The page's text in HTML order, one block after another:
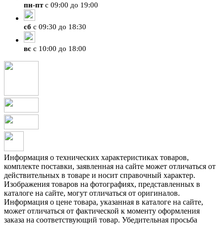
пн-птс 09:00 до 19:00
сб с 09:30 до 18:30
вс с 10:00 до 18:00
Информация о технических характеристиках товаров,
комплекте поставки, заявленная на сайте может отличаться от
действительных в товаре и носит справочный характер.
Изображения товаров на фотографиях, представленных в
каталоге на сайте, могут отличаться от оригиналов.
Информация о цене товара, указанная в каталоге на сайте,
может отличаться от фактической к моменту оформления
заказа на соответствующий товар. Убедительная просьба